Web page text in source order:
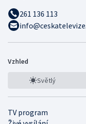
261 136 113
Vzhled
Světlý
TV program